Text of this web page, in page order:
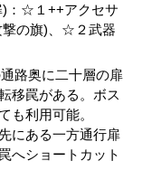
)：☆１++アクセサ
撃の旗)、☆２武器
路奥に二十層の扉
移罠がある。ボス
も利用可能。
にある一方通行扉
へショートカット